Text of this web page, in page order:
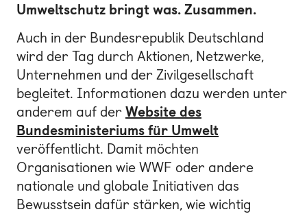
Umweltschutz bringt was. Zusammen.
Auch in der Bundesrepublik Deutschland
wird der Tag durch Aktionen, Netzwerke,
Unternehmen und der Zivilgesellschaft
begleitet. Informationen dazu werden unter
anderem auf der Website des
Bundesministeriums für Umwelt
veröffentlicht. Damit möchten
Organisationen wie WWF oder andere
nationale und globale Initiativen das
Bewusstsein dafür stärken, wie wichtig